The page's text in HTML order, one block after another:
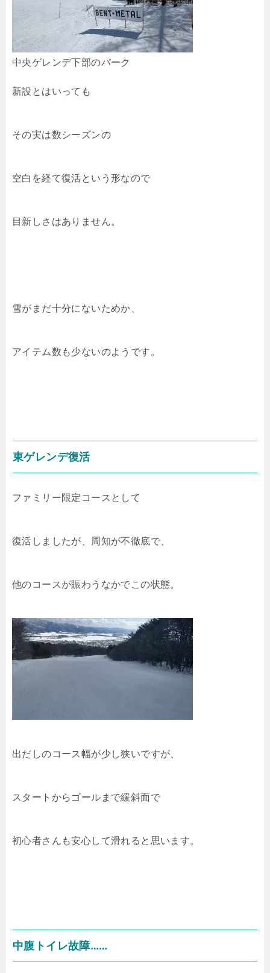
中央ゲレンデ下部のパーク
新設とはいっても
その実は数シーズンの
空白を経て復活という形なので
目新しさはありません。
雪がまだ十分にないためか、
アイテム数も少ないのようです。
東ゲレンデ復活
ファミリー限定コースとして
復活しましたが、周知が不徹底で、
他のコースが賑わうなかでこの状態。
出だしのコース幅が少し狭いですが、
スタートからゴールまで緩斜面で
初心者さんも安心して滑れると思います。
中腹トイレ故障……